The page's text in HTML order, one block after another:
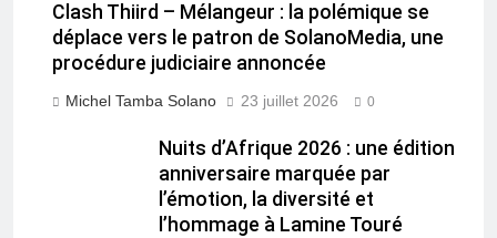
Clash Thiird – Mélangeur : la polémique se
déplace vers le patron de SolanoMedia, une
procédure judiciaire annoncée
Michel Tamba Solano 23 juillet 2026 0
Nuits d’Afrique 2026 : une édition
anniversaire marquée par
l’émotion, la diversité et
l’hommage à Lamine Touré